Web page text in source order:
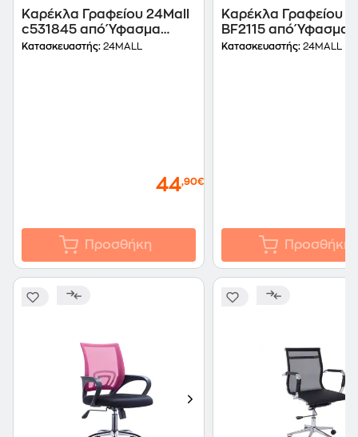
Καρέκλα Γραφείου 24Mall
c531845 από Ύφασμα
Mesh - Μπλε/Μαύρη
Κατασκευαστής: 24MALL
44,90€
Προσθήκη
Καρέκλα Γραφείου
BF2115 από Ύφασμα
Μαύρη
Κατασκευαστής: 24MALL
Προσθήκη